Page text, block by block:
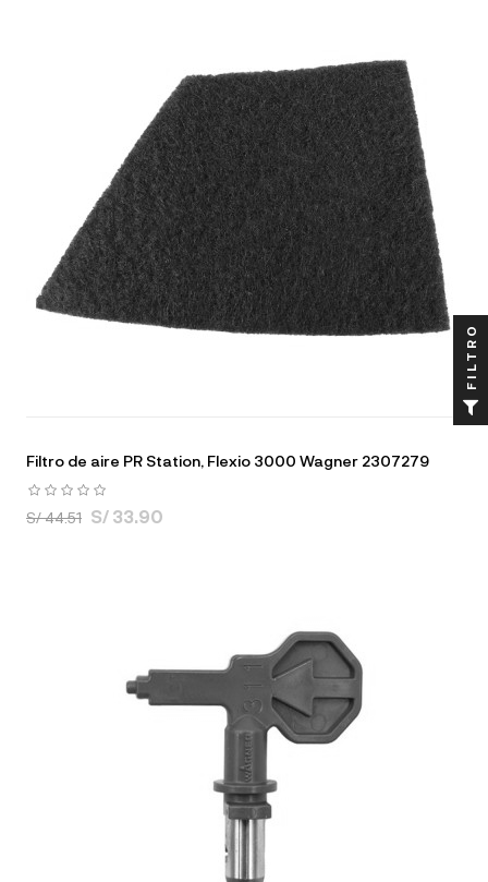
Filtro de aire PR Station, Flexio 3000 Wagner 2307279
S/ 44.51 S/ 33.90
FILTRO